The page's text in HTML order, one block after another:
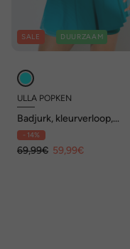
SALE DUURZAAM
ULLA POPKEN
Badjurk, kleurverloop,
wikkeleffect, short, zachte
cups
- 14%
69,99€ 59,99€